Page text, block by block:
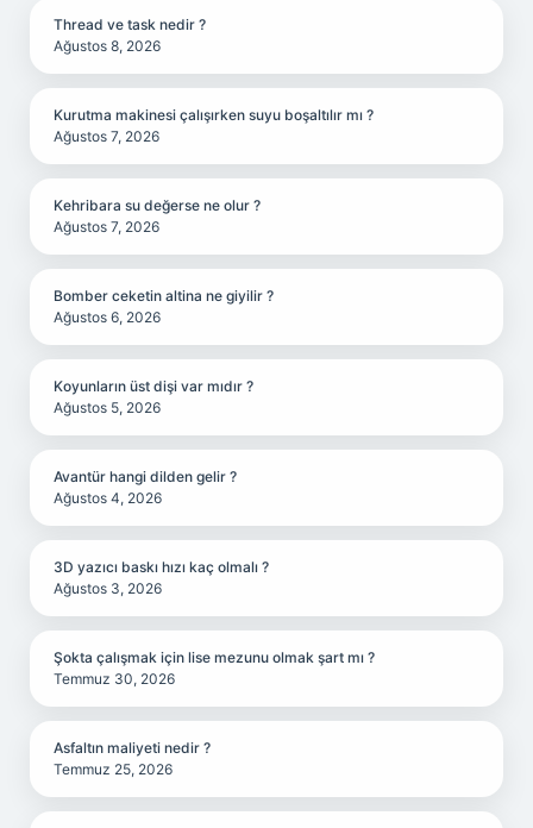
Thread ve task nedir ?
Ağustos 8, 2026
Kurutma makinesi çalışırken suyu boşaltılır mı ?
Ağustos 7, 2026
Kehribara su değerse ne olur ?
Ağustos 7, 2026
Bomber ceketin altina ne giyilir ?
Ağustos 6, 2026
Koyunların üst dişi var mıdır ?
Ağustos 5, 2026
Avantür hangi dilden gelir ?
Ağustos 4, 2026
3D yazıcı baskı hızı kaç olmalı ?
Ağustos 3, 2026
Şokta çalışmak için lise mezunu olmak şart mı ?
Temmuz 30, 2026
Asfaltın maliyeti nedir ?
Temmuz 25, 2026